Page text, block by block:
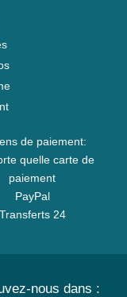
de paiement:
quelle carte de
paiement
PayPal
Transferts 24
nous dans :